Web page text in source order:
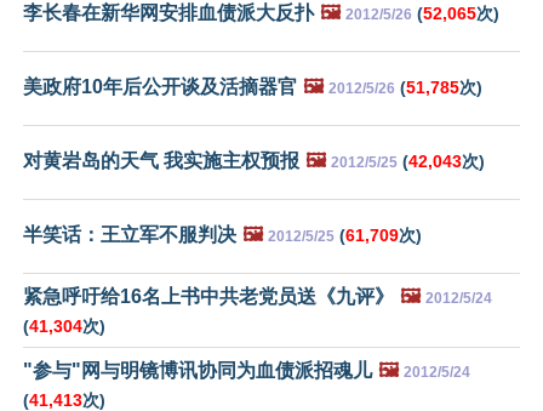
李长春在新华网安排血债派大反扑 🖼️ 2012/5/26 (52,065次)
美政府10年后公开谈及活摘器官 🖼️ 2012/5/26 (51,785次)
对黄岩岛的天气 我实施主权预报 🖼️ 2012/5/25 (42,043次)
半笑话：王立军不服判决 🖼️ 2012/5/25 (61,709次)
紧急呼吁给16名上书中共老党员送《九评》 🖼️ 2012/5/24
(41,304次)
"参与"网与明镜博讯协同为血债派招魂儿 🖼️ 2012/5/24
(41,413次)